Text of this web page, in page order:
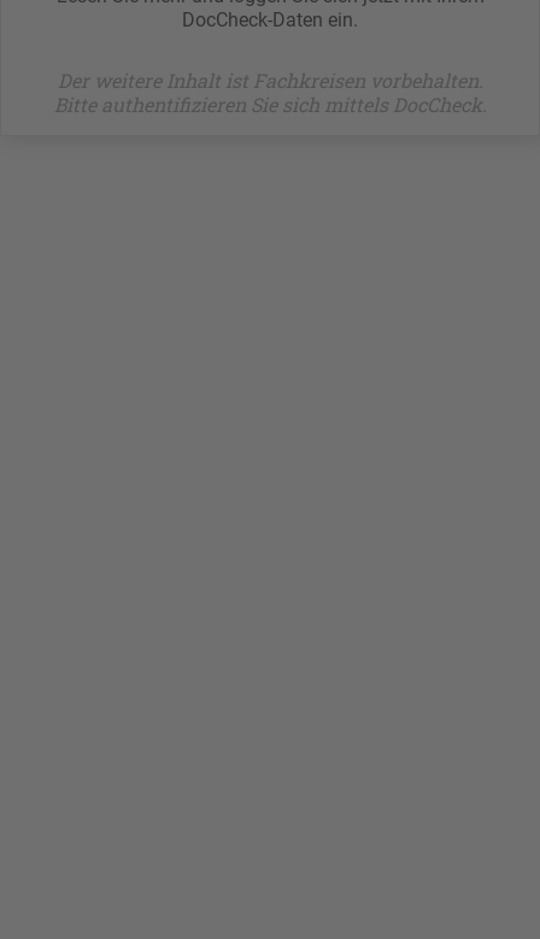
DocCheck-Daten ein.
Der weitere Inhalt ist Fachkreisen vorbehalten.
Bitte authentifizieren Sie sich mittels DocCheck.